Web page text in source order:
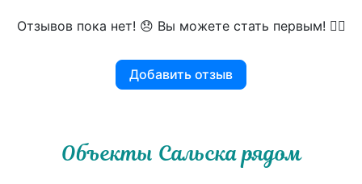
Отзывов пока нет! 😞 Вы можете стать первым! 👍🏻
Добавить отзыв
Объекты Сальска рядом